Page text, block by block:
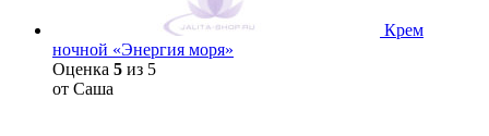
Крем
ночной «Энергия моря»
Оценка 5 из 5
от Саша